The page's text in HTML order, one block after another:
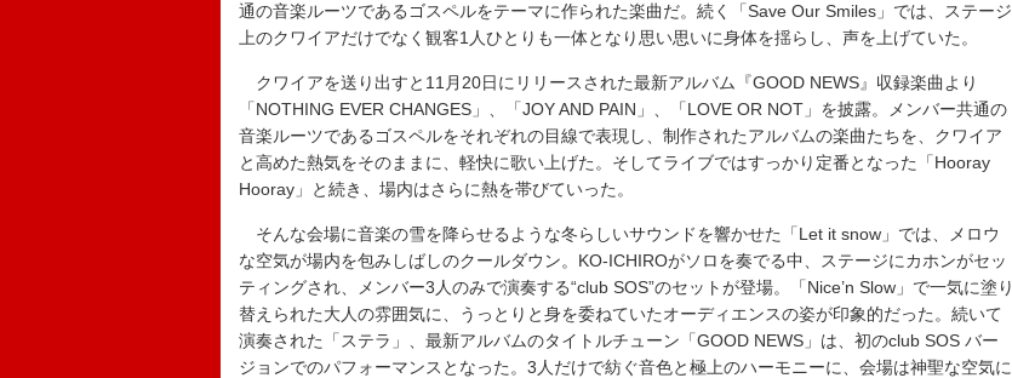
通の音楽ルーツであるゴスペルをテーマに作られた楽曲だ。続く「Save Our Smiles」では、ステージ
上のクワイアだけでなく観客1人ひとりも一体となり思い思いに身体を揺らし、声を上げていた。
クワイアを送り出すと11月20日にリリースされた最新アルバム『GOOD NEWS』収録楽曲より
「NOTHING EVER CHANGES」、「JOY AND PAIN」、「LOVE OR NOT」を披露。メンバー共通の
音楽ルーツであるゴスペルをそれぞれの目線で表現し、制作されたアルバムの楽曲たちを、クワイア
と高めた熱気をそのままに、軽快に歌い上げた。そしてライブではすっかり定番となった「Hooray
Hooray」と続き、場内はさらに熱を帯びていった。
そんな会場に音楽の雪を降らせるような冬らしいサウンドを響かせた「Let it snow」では、メロウ
な空気が場内を包みしばしのクールダウン。KO-ICHIROがソロを奏でる中、ステージにカホンがセッ
ティングされ、メンバー3人のみで演奏する“club SOS”のセットが登場。「Nice’n Slow」で一気に塗り
替えられた大人の雰囲気に、うっとりと身を委ねていたオーディエンスの姿が印象的だった。続いて
演奏された「ステラ」、最新アルバムのタイトルチューン「GOOD NEWS」は、初のclub SOS バー
ジョンでのパフォーマンスとなった。3人だけで紡ぐ音色と極上のハーモニーに、会場は神聖な空気に